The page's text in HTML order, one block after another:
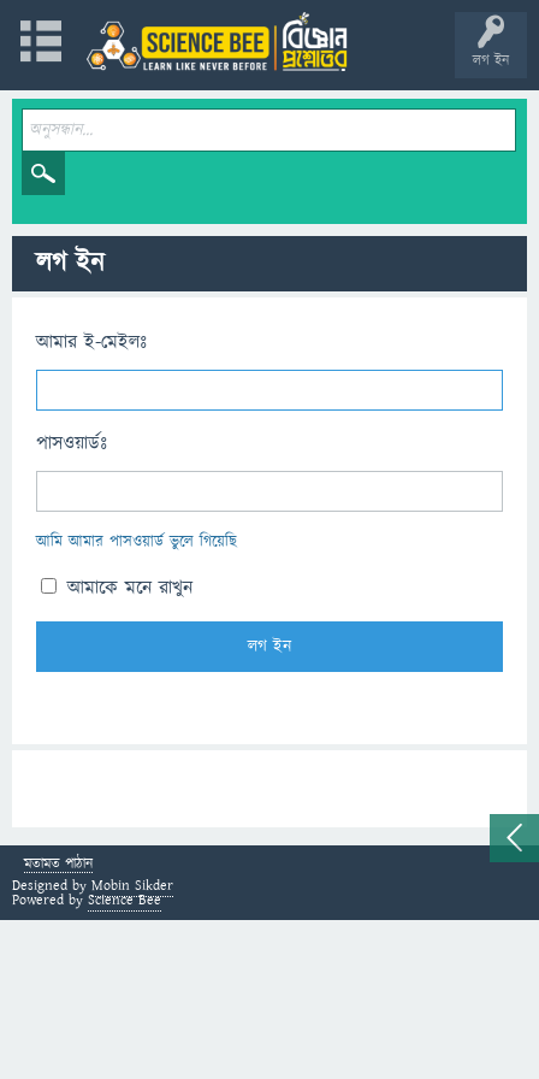
লগ ইন
লগ ইন
আমার ই-মেইলঃ
পাসওয়ার্ডঃ
আমি আমার পাসওয়ার্ড ভুলে গিয়েছি
আমাকে মনে রাখুন
মতামত পাঠান
Designed by Mobin Sikder
Powered by Science Bee